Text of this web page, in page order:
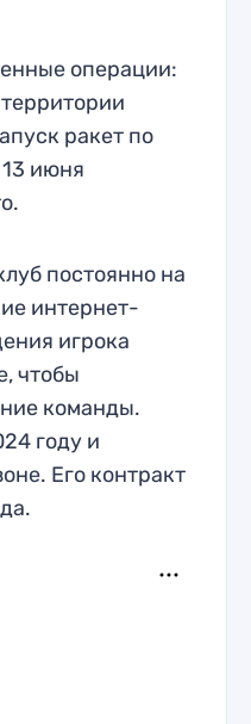
операции:
ракет по
июня
постоянно на
интернет-
игрока
чтобы
команды.
году и
Его контракт